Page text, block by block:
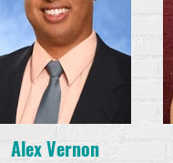
Alex Vernon